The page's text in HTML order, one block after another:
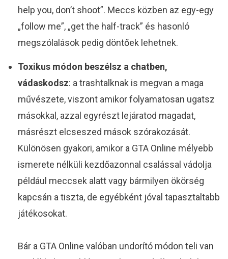
help you, don’t shoot”. Meccs közben az egy-egy
„follow me”, „get the half-track” és hasonló
megszólalások pedig döntőek lehetnek.
Toxikus módon beszélsz a chatben,
vádaskodsz: a trashtalknak is megvan a maga
művészete, viszont amikor folyamatosan ugatsz
másokkal, azzal egyrészt lejáratod magadat,
másrészt elcseszed mások szórakozását.
Különösen gyakori, amikor a GTA Online mélyebb
ismerete nélküli kezdőazonnal csalással vádolja
például meccsek alatt vagy bármilyen ökörség
kapcsán a tiszta, de egyébként jóval tapasztaltabb
játékosokat.
Bár a GTA Online valóban undorító módon teli van